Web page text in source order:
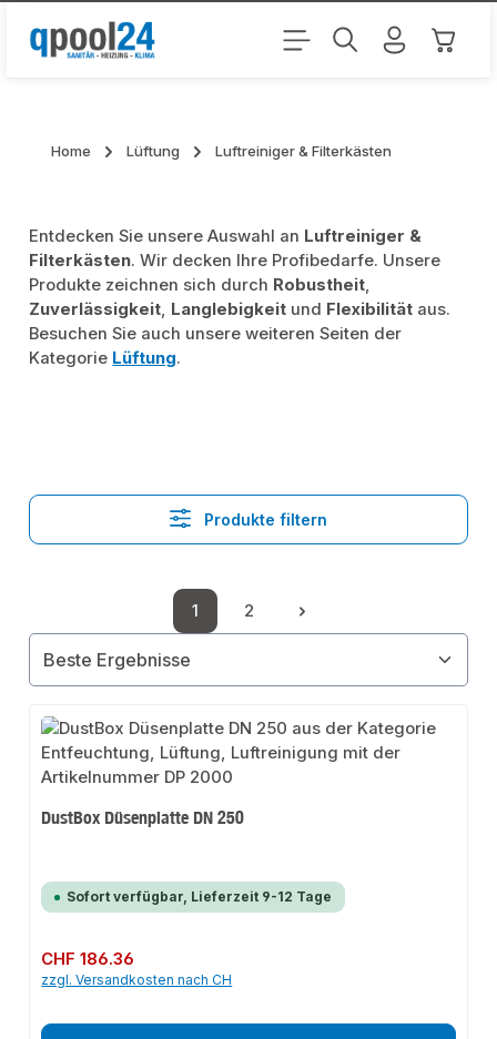
Zum Hauptinhalt springen
Home Lüftung Luftreiniger & Filterkästen
Entdecken Sie unsere Auswahl an Luftreiniger &
Filterkästen. Wir decken Ihre Profibedarfe. Unsere
Produkte zeichnen sich durch Robustheit,
Zuverlässigkeit, Langlebigkeit und Flexibilität aus.
Besuchen Sie auch unsere weiteren Seiten der
Kategorie Lüftung.
Produkte filtern
Seite
1
Seite
2
DustBox Düsenplatte DN 250
Sofort verfügbar, Lieferzeit 9-12 Tage
Regulärer Preis:
CHF 186.36
zzgl. Versandkosten nach CH